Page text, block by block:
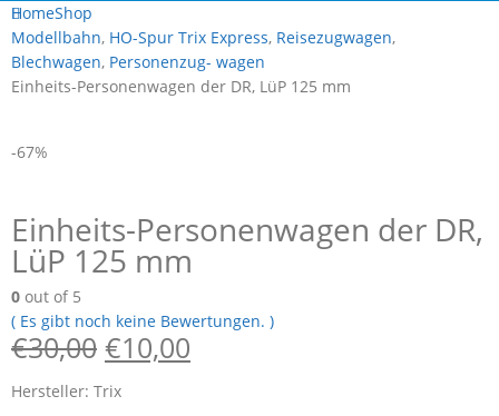
HomeShop
Modellbahn, HO-Spur Trix Express, Reisezugwagen,
Blechwagen, Personenzug- wagen
Einheits-Personenwagen der DR, LüP 125 mm
-67%
Einheits-Personenwagen der DR,
LüP 125 mm
0 out of 5
( Es gibt noch keine Bewertungen. )
€30,00 €10,00
Hersteller: Trix